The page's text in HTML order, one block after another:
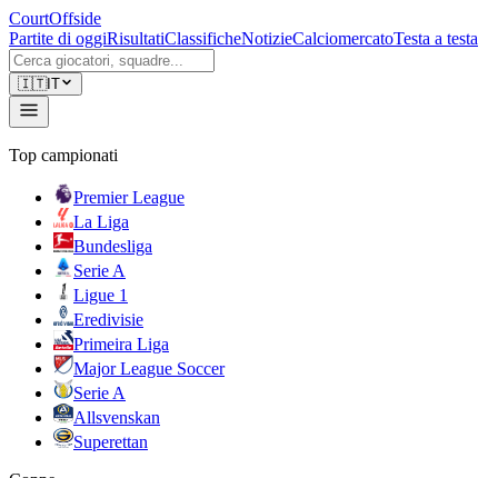
CourtOffside
Partite di oggiRisultatiClassificheNotizieCalciomercatoTesta a testa
🇮🇹IT
Top campionati
Premier League
La Liga
Bundesliga
Serie A
Ligue 1
Eredivisie
Primeira Liga
Major League Soccer
Serie A
Allsvenskan
Superettan